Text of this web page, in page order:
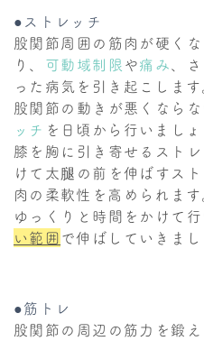
●ストレッチ
股関節周囲の筋肉が硬く
り、 可動域制限や痛み、
った病気を引き起こします
股関節の動きが悪くならな
ッチ を日頃から行いましょ
膝を胸に引き寄せるスト
けて太腿の前を伸ばすス
肉の柔軟性を高められます
ゆっくりと時間をかけて行
い範囲で伸ばしていきまし
●筋トレ
股関節の周辺の筋力を鍛え